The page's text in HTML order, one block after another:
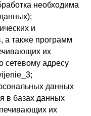
необходима
и
а также программ
их
сетевому адресу
данных
в базах данных
их